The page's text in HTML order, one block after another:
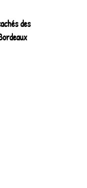
des